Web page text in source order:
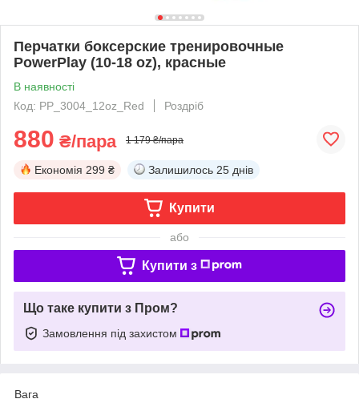
Перчатки боксерские тренировочные
PowerPlay (10-18 oz), красные
В наявності
Код: PP_3004_12oz_Red
Роздріб
880 ₴/пара 1 179 ₴/пара
Економія 299 ₴ Залишилось 25 днів
Купити
або
Купити з
Що таке купити з Пром?
Замовлення під захистом
Вага